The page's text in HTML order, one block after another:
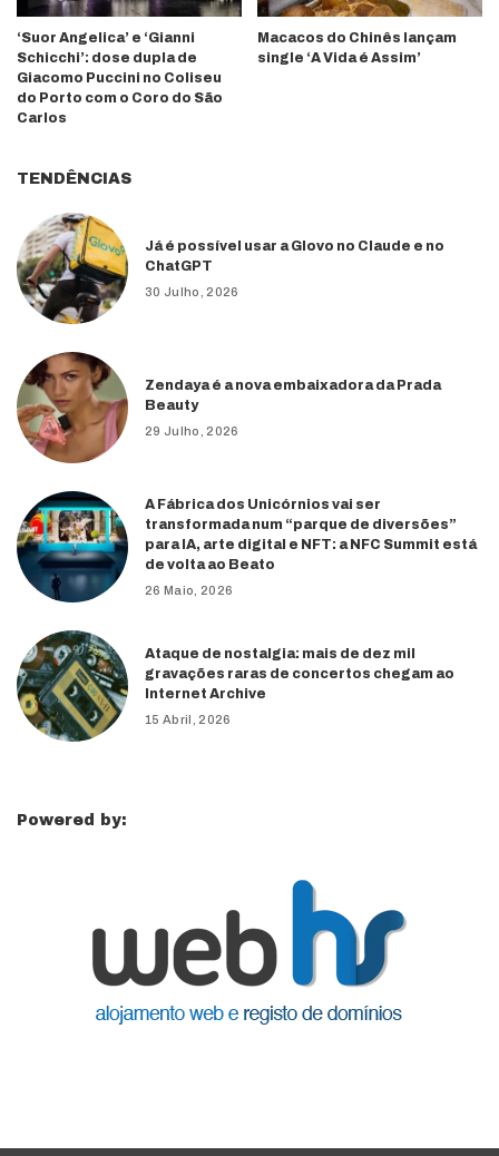
‘Suor Angelica’ e ‘Gianni
Schicchi’: dose dupla de
Giacomo Puccini no Coliseu
do Porto com o Coro do São
Carlos
Macacos do Chinês lançam
single ‘A Vida é Assim’
TENDÊNCIAS
Já é possível usar a Glovo no Claude e no
ChatGPT
30 Julho, 2026
Zendaya é a nova embaixadora da Prada
Beauty
29 Julho, 2026
A Fábrica dos Unicórnios vai ser
transformada num “parque de diversões”
para IA, arte digital e NFT: a NFC Summit está
de volta ao Beato
26 Maio, 2026
Ataque de nostalgia: mais de dez mil
gravações raras de concertos chegam ao
Internet Archive
15 Abril, 2026
Powered by: